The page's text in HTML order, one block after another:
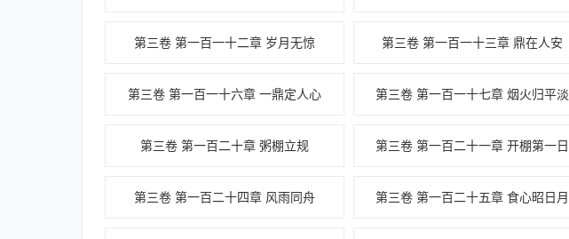
第三卷 第一百一十二章 岁月无惊 第三卷 第一百一十三章 鼎在人安
第三卷 第一百一十六章 一鼎定人心 第三卷 第一百一十七章 烟火归平淡
第三卷 第一百二十章 粥棚立规 第三卷 第一百二十一章 开棚第一日
第三卷 第一百二十四章 风雨同舟 第三卷 第一百二十五章 食心昭日月